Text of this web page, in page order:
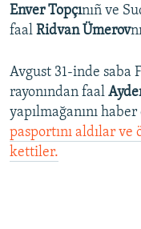
Enver Topçınıñ ve
faal Ridvan Ümerov
Avgust 31-inde saba
rayonından faal
yapılmağanını
pasportını aldılar
kettiler.